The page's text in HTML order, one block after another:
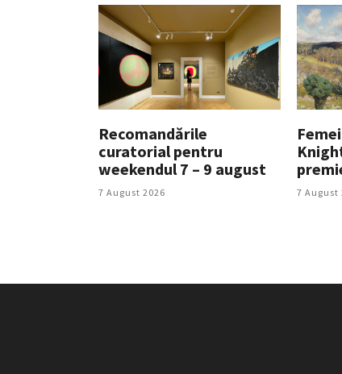
Recomandările
curatorial pentru
weekendul 7 – 9 august
7 August 2026 7 August